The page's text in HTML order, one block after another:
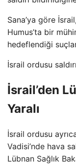
Sana’ya göre
Humus’ta bir
hedeflendiği
İsrail ordusu
İsrail’den
Yaralı
İsrail ordusu
Vadisi’nde hava
Lübnan Sağlık